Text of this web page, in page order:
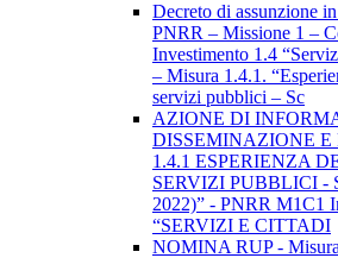
Decreto di assunzione
PNRR – Missione 1 –
Investimento 1.4
– Misura 1.4.1.
servizi pubblici – Sc
AZIONE DI
DISSEMINAZIONE E
1.4.1 ESPERIENZA
SERVIZI PUBBLICI -
2022)” - PNRR M1C1
“SERVIZI E CITTADI
NOMINA RUP -